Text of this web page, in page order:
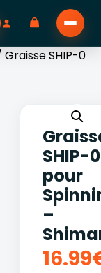
Graisse SHIP-0
SHIP-0
pour
–
16.99